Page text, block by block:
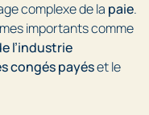
complexe de la paie.
importants comme
l’industrie
congés payéset le